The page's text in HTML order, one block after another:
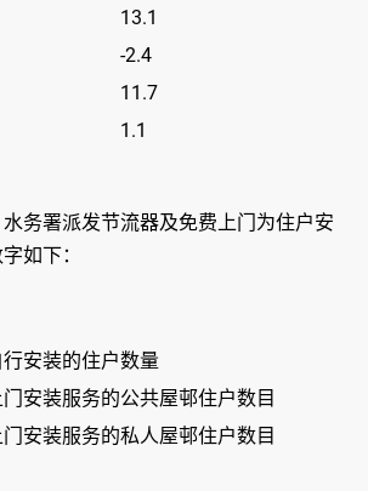
13.1
-2.4
11.7
1.1
水务署派发节流器及免费上门为住户安
如下：
安装的住户数量
安装服务的公共屋邨住户数目
安装服务的私人屋邨住户数目